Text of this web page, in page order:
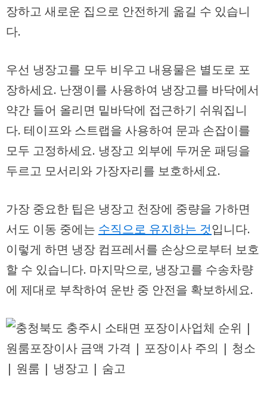
장하고 새로운 집으로 안전하게 옮길 수 있습니
다.
우선 냉장고를 모두 비우고 내용물은 별도로 포
장하세요. 난쟁이를 사용하여 냉장고를 바닥에서
약간 들어 올리면 밑바닥에 접근하기 쉬워집니
다. 테이프와 스트랩을 사용하여 문과 손잡이를
모두 고정하세요. 냉장고 외부에 두꺼운 패딩을
두르고 모서리와 가장자리를 보호하세요.
가장 중요한 팁은 냉장고 천장에 중량을 가하면
서도 이동 중에는 수직으로 유지하는 것입니다.
이렇게 하면 냉장 컴프레서를 손상으로부터 보호
할 수 있습니다. 마지막으로, 냉장고를 수송차량
에 제대로 부착하여 운반 중 안전을 확보하세요.